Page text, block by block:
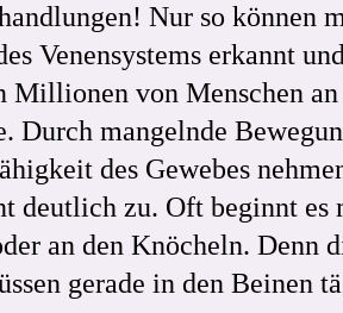
Nur so können
Venensystems erkannt
Millionen von Menschen
Durch mangelnde
des Gewebes
deutlich zu. Oft beginnt es
an den Knöcheln. Denn
gerade in den Beinen